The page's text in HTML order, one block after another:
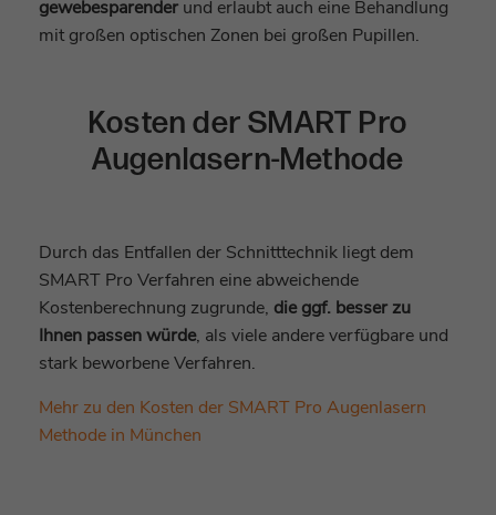
gewebesparender und erlaubt auch eine Behandlung
mit großen optischen Zonen bei großen Pupillen.
Kosten der SMART Pro
Augenlasern-Methode
Durch das Entfallen der Schnitttechnik liegt dem
SMART Pro Verfahren eine abweichende
Kostenberechnung zugrunde, die ggf. besser zu
Ihnen passen würde, als viele andere verfügbare und
stark beworbene Verfahren.
Mehr zu den Kosten der SMART Pro Augenlasern
Methode in München
Laufzeit Sitzungsende
verwendet wird, bietet seitenübergreifende
Funktionen.
Anbieter TYPO3
Laufzeit Sitzungsende
Verbesserung der Performance von
Laufzeit 1 Jahr
erweiterten Script- und
Ereignisbehandlung.
Anbieter Google Analytics
Laufzeit 1 Tag
Zweck
Cookie von Google zum speichern und
Name _gat_UA-*